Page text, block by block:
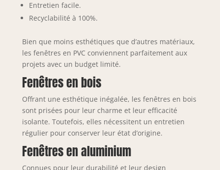
Entretien facile.
Recyclabilité à 100%.
Bien que moins esthétiques que d’autres matériaux,
les fenêtres en PVC conviennent parfaitement aux
projets avec un budget limité.
Fenêtres en bois
Offrant une esthétique inégalée, les fenêtres en bois
sont prisées pour leur charme et leur efficacité
isolante. Toutefois, elles nécessitent un entretien
régulier pour conserver leur état d’origine.
Fenêtres en aluminium
Connues pour leur durabilité et leur design